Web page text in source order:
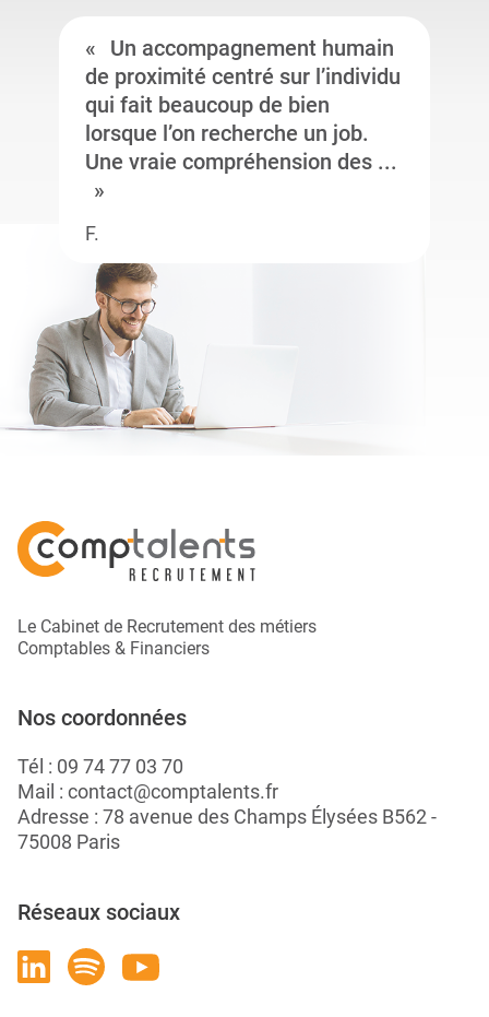
Un accompagnement humain
de proximité centré sur l’individu
qui fait beaucoup de bien
lorsque l’on recherche un job.
Une vraie compréhension des ...
F.
Le Cabinet de Recrutement des métiers
Comptables & Financiers
Nos coordonnées
Tél : 09 74 77 03 70
Mail : contact@comptalents.fr
Adresse : 78 avenue des Champs Élysées B562 -
75008 Paris
Réseaux sociaux